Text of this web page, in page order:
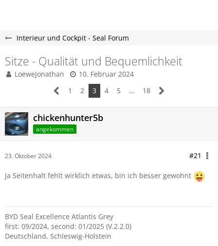
Interieur und Cockpit - Seal Forum
Sitze - Qualität und Bequemlichkeit
LoeweJonathan
10. Februar 2024
1
2 3 4 5 … 18
chickenhunter5b
angekommen
23. Oktober 2024 #21
Ja Seitenhalt fehlt wirklich etwas, bin ich besser gewohnt
BYD Seal Excellence Atlantis Grey
first: 09/2024, second: 01/2025 (V.2.2.0)
Deutschland, Schleswig-Holstein